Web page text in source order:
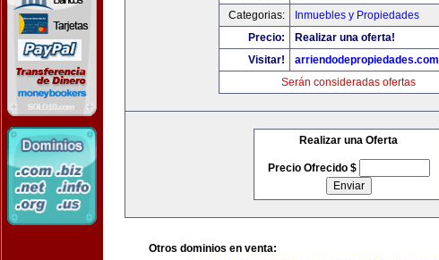
Categorias:
Inmuebles y Propiedades
Precio:
Realizar una oferta!
Visitar!
arriendodepropiedades.com
Serán consideradas ofertas
Realizar una Oferta
Precio Ofrecido $
Otros dominios en venta: